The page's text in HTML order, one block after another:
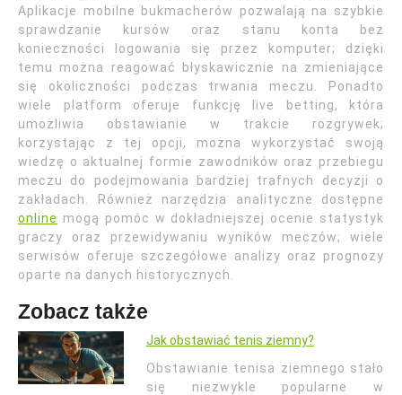
Aplikacje mobilne bukmacherów pozwalają na szybkie
sprawdzanie kursów oraz stanu konta bez
konieczności logowania się przez komputer; dzięki
temu można reagować błyskawicznie na zmieniające
się okoliczności podczas trwania meczu. Ponadto
wiele platform oferuje funkcję live betting, która
umożliwia obstawianie w trakcie rozgrywek;
korzystając z tej opcji, można wykorzystać swoją
wiedzę o aktualnej formie zawodników oraz przebiegu
meczu do podejmowania bardziej trafnych decyzji o
zakładach. Również narzędzia analityczne dostępne
online mogą pomóc w dokładniejszej ocenie statystyk
graczy oraz przewidywaniu wyników meczów; wiele
serwisów oferuje szczegółowe analizy oraz prognozy
oparte na danych historycznych.
Zobacz także
Jak obstawiać tenis ziemny?
Obstawianie tenisa ziemnego stało
się niezwykle popularne w